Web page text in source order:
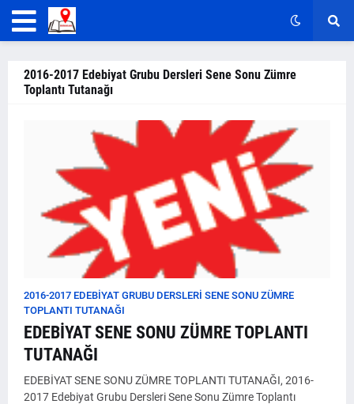
2016-2017 Edebiyat Grubu Dersleri Sene Sonu Zümre
Toplantı Tutanağı
2016-2017 EDEBIYAT GRUBU DERSLERI SENE SONU ZÜMRE
TOPLANTI TUTANAĞI
EDEBİYAT SENE SONU ZÜMRE TOPLANTI
TUTANAĞI
EDEBİYAT SENE SONU ZÜMRE TOPLANTI TUTANAĞI, 2016-
2017 Edebiyat Grubu Dersleri Sene Sonu Zümre Toplantı